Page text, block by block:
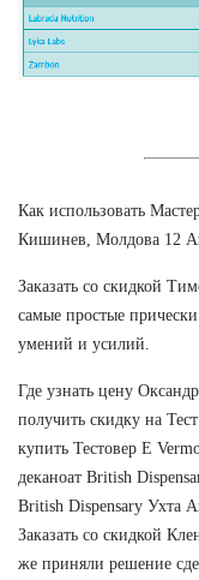
Как использовать
Кишинев, Молдова 12
Заказать со скидкой
самые простые
умений и усилий.
Где узнать цену
получить скидку на
купить Тестовер Е
деканоат British
British Dispensary Ухта
Заказать со скидкой
же приняли решение